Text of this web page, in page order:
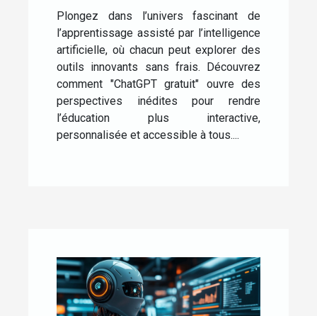
Plongez dans l’univers fascinant de
l’apprentissage assisté par l’intelligence
artificielle, où chacun peut explorer des
outils innovants sans frais. Découvrez
comment "ChatGPT gratuit" ouvre des
perspectives inédites pour rendre
l’éducation plus interactive,
personnalisée et accessible à tous....